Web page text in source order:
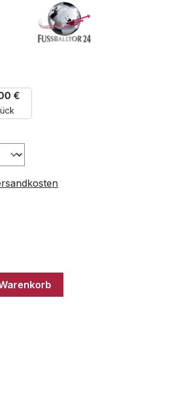
€
von 5 von 5 Sternen
den gewünschten